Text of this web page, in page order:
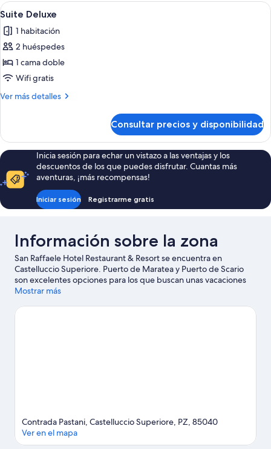
Abrir
todas
las
fotos
de
Suite
Deluxe
Una sala de estar moderna con
6
Suite Deluxe
1 habitación
2 huéspedes
1 cama doble
Wifi gratis
Ver más detalles
Más
Deluxe
Consultar precios y disponibilidad
Inicia sesión para echar un vistazo a las ventajas y los
descuentos de los que puedes disfrutar. Cuantas más
aventuras, ¡más recompensas!
Iniciar sesión Registrarme gratis
Información sobre la zona
San Raffaele Hotel Restaurant & Resort se encuentra en
Castelluccio Superiore. Puerto de Maratea y Puerto de Scario
son excelentes opciones para los que buscan unas vacaciones
activas, pero si prefieres sumergirte en la naturaleza, Parque
merece la pena acercarse a Puerto Marina di Camerota. Anímate
Mostrar más
Contrada Pastani, Castelluccio Superiore, PZ, 85040
Ver en el mapa